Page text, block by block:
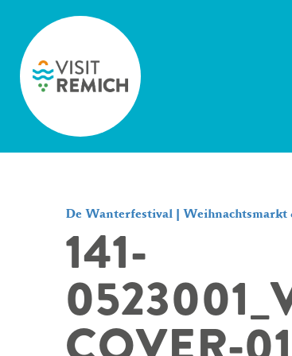
De Wanterfestival | Weihnachtsmarkt
141-